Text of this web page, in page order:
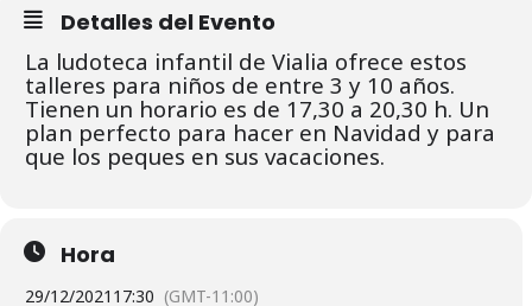
Detalles del Evento
La ludoteca infantil de Vialia ofrece estos
talleres para niños de entre 3 y 10 años.
Tienen un horario es de 17,30 a 20,30 h. Un
plan perfecto para hacer en Navidad y para
que los peques en sus vacaciones.
Hora
29/12/2021 17:30 (GMT-11:00)